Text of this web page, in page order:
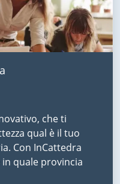
che ti
qual è il tuo
Con InCattedra
quale provincia